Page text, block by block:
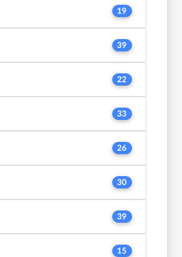
19
39
22
33
26
30
39
15